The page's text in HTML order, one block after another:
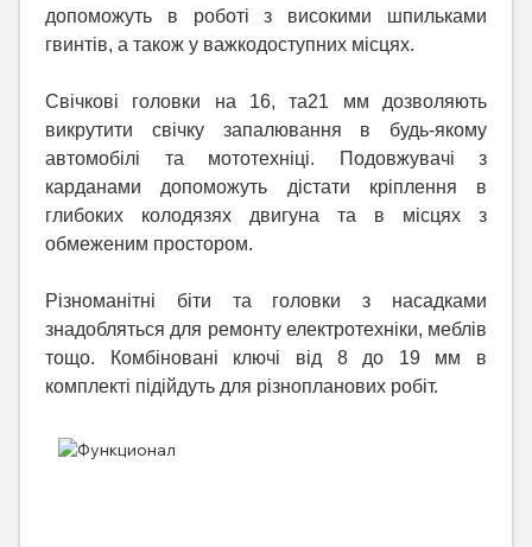
допоможуть в роботі з високими шпильками
гвинтів, а також у важкодоступних місцях.
Свічкові головки на 16, та21 мм дозволяють
викрутити свічку запалювання в будь-якому
автомобілі та мототехніці. Подовжувачі з
карданами допоможуть дістати кріплення в
глибоких колодязях двигуна та в місцях з
обмеженим простором.
Різноманітні біти та головки з насадками
знадобляться для ремонту електротехніки, меблів
тощо. Комбіновані ключі від 8 до 19 мм в
комплекті підійдуть для різнопланових робіт.